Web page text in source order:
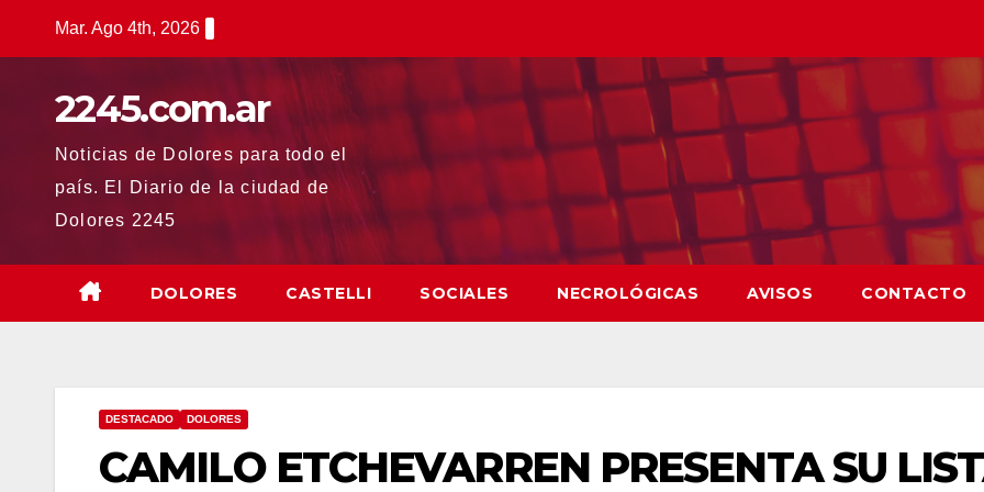
Mar. Ago 4th, 2026
2245.com.ar
Noticias de Dolores para todo el
país. El Diario de la ciudad de
Dolores 2245
DOLORES CASTELLI SOCIALES NECROLÓGICAS AVISOS CONTACTO
DESTACADO DOLORES
CAMILO ETCHEVARREN PRESENTA SU